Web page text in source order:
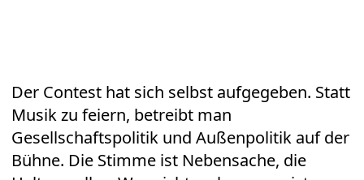
Der Contest hat sich selbst aufgegeben. Statt
Musik zu feiern, betreibt man
Gesellschaftspolitik und Außenpolitik auf der
Bühne. Die Stimme ist Nebensache, die